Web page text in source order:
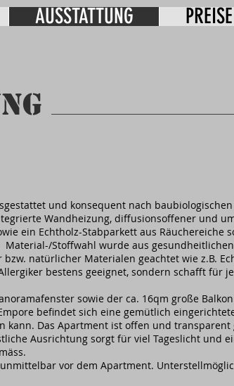
AUSSTATTUNG PREISE
und konsequent nach
Wandheizung, diffusionsoffener und
ein Echtholz-Stabparkett aus Räuchereiche
Material-/Stoffwahl wurde aus
natürlicher Materialen geachtet wie z.B.
bestens geeignet, sondern schafft für
sowie der ca. 16qm große
befindet sich eine gemütlich
kann. Das Apartment ist offen und
Ausrichtung sorgt für viel Tageslicht und
vor dem Apartment.